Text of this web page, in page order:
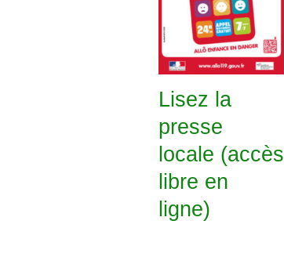
Lisez la
presse
locale (accès
libre en
ligne)